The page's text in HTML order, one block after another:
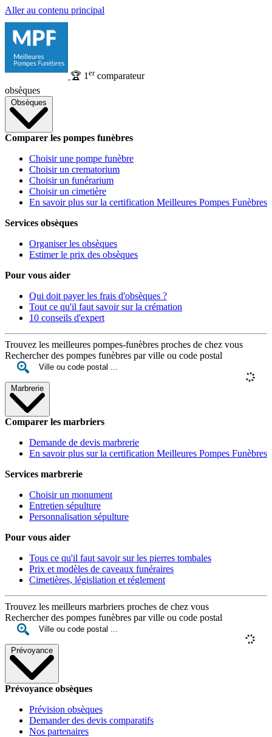
Aller au contenu principal
🏆 1 ercomparateur
obsèques
Obsèques
Comparer les pompes funèbres
Choisir une pompe funèbre
Choisir un crematorium
Choisir un funérarium
Choisir un cimetière
En savoir plus sur la certification Meilleures Pompes Funèbres
Services obsèques
Organiser les obsèques
Estimer le prix des obsèques
Pour vous aider
Qui doit payer les frais d'obsèques ?
Tout ce qu'il faut savoir sur la crémation
10 conseils d'expert
Trouvez les meilleures pompes-funèbres proches de chez vous
Rechercher des pompes funèbres par ville ou code postal
Marbrerie
Comparer les marbriers
Demande de devis marbrerie
En savoir plus sur la certification Meilleures Pompes Funèbres
Services marbrerie
Choisir un monument
Entretien sépulture
Personnalisation sépulture
Pour vous aider
Tous ce qu'il faut savoir sur les pierres tombales
Prix et modèles de caveaux funéraires
Cimetières, législiation et réglement
Trouvez les meilleurs marbriers proches de chez vous
Rechercher des pompes funèbres par ville ou code postal
Prévoyance
Prévoyance obsèques
Prévision obsèques
Demander des devis comparatifs
Nos partenaires